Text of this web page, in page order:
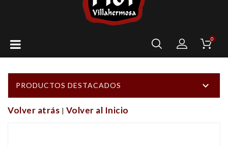
0
PRODUCTOS DESTACADOS 
Volver atrás | Volver al Inicio